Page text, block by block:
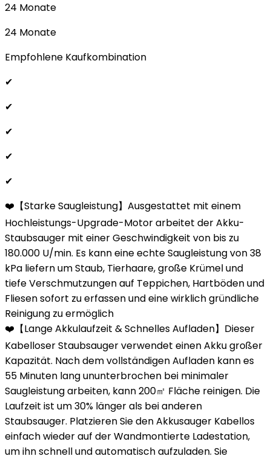
24 Monate
24 Monate
Empfohlene Kaufkombination
✔
✔
✔
✔
✔
❤️【Starke Saugleistung】Ausgestattet mit einem
Hochleistungs-Upgrade-Motor arbeitet der Akku-
Staubsauger mit einer Geschwindigkeit von bis zu
180.000 U/min. Es kann eine echte Saugleistung von 38
kPa liefern um Staub, Tierhaare, große Krümel und
tiefe Verschmutzungen auf Teppichen, Hartböden und
Fliesen sofort zu erfassen und eine wirklich gründliche
Reinigung zu ermöglich
❤️【Lange Akkulaufzeit & Schnelles Aufladen】Dieser
Kabelloser Staubsauger verwendet einen Akku großer
Kapazität. Nach dem vollständigen Aufladen kann es
55 Minuten lang ununterbrochen bei minimaler
Saugleistung arbeiten, kann 200㎡ Fläche reinigen. Die
Laufzeit ist um 30% länger als bei anderen
Staubsauger. Platzieren Sie den Akkusauger Kabellos
einfach wieder auf der Wandmontierte Ladestation,
um ihn schnell und automatisch aufzuladen. Sie